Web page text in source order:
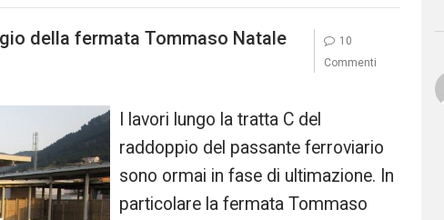
della fermata Tommaso Natale
I lavori lungo la tratta C del
raddoppio del passante ferroviario
sono ormai in fase di ultimazione. In
particolare la fermata Tommaso
10
Commenti